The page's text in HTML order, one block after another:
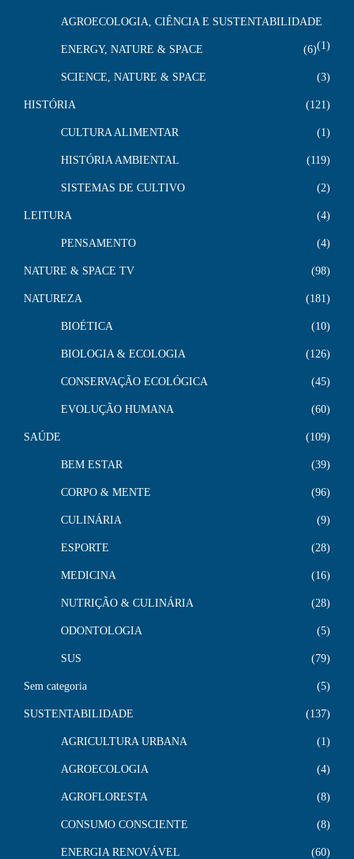
AGROECOLOGIA, CIÊNCIA E SUSTENTABILIDADE
1
ENERGY, NATURE & SPACE 6
SCIENCE, NATURE & SPACE 3
HISTÓRIA 121
CULTURA ALIMENTAR 1
HISTÓRIA AMBIENTAL 119
SISTEMAS DE CULTIVO 2
LEITURA 4
PENSAMENTO 4
NATURE & SPACE TV 98
NATUREZA 181
BIOÉTICA 10
BIOLOGIA & ECOLOGIA 126
CONSERVAÇÃO ECOLÓGICA 45
EVOLUÇÃO HUMANA 60
SAÚDE 109
BEM ESTAR 39
CORPO & MENTE 96
CULINÁRIA 9
ESPORTE 28
MEDICINA 16
NUTRIÇÃO & CULINÁRIA 28
ODONTOLOGIA 5
SUS 79
Sem categoria 5
SUSTENTABILIDADE 137
AGRICULTURA URBANA 1
AGROECOLOGIA 4
AGROFLORESTA 8
CONSUMO CONSCIENTE 8
ENERGIA RENOVÁVEL 60